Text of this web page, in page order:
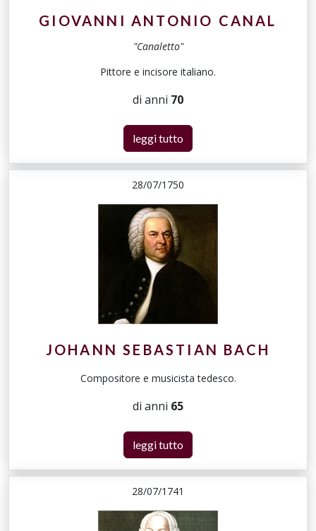
GIOVANNI ANTONIO CANAL
"Canaletto"
Pittore e incisore italiano.
di anni 70
leggi tutto
28/07/1750
JOHANN SEBASTIAN BACH
Compositore e musicista tedesco.
di anni 65
leggi tutto
28/07/1741